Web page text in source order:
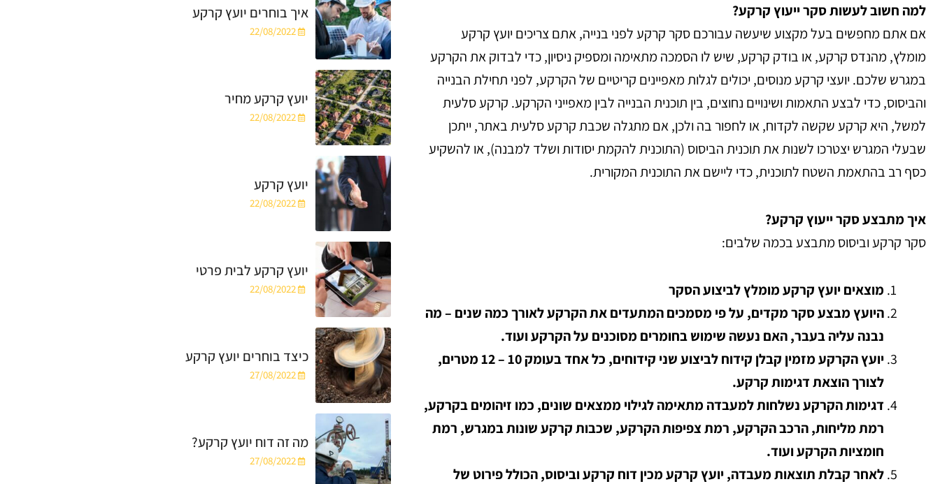
למה חשוב לעשות סקר ייעוץ קרקע?
אם אתם מחפשים בעל מקצוע שיעשה עבורכם סקר קרקע לפני בנייה, אתם צריכים יועץ קרקע
מומלץ, מהנדס קרקע, או בודק קרקע, שיש לו הסמכה מתאימה ומספיק ניסיון, כדי לבדוק את הקרקע
במגרש שלכם.יועצי קרקע מנוסים, יכולים לגלות מאפיינים קריטיים של הקרקע, לפני תחילת הבנייה
והביסוס, כדי לבצע התאמות ושינויים נחוצים, בין תוכנית הבנייה לבין מאפייני הקרקע. קרקע סלעית
למשל, היא קרקע שקשה לקדוח, או לחפור בה ולכן, אם מתגלה שכבת קרקע סלעית באתר, ייתכן
שבעלי המגרש יצטרכו לשנות את תוכנית הביסוס (התוכנית להקמת יסודות ושלד למבנה), או להשקיע
כסף רב בהתאמת השטח לתוכנית, כדי ליישם את התוכנית המקורית.
איך מתבצע סקר ייעוץ קרקע?
סקר קרקע וביסוס מתבצע בכמה שלבים:
מוצאים יועץ קרקע מומלץ לביצוע הסקר
היועץ מבצע סקר מקדים, על פי מסמכים המתעדים את הקרקע לאורך כמה שנים – מה
נבנה עליה בעבר, האם נעשה שימוש בחומרים מסוכנים על הקרקע ועוד.
יועץ הקרקע מזמין קבלן קידוח לביצוע שני קידוחים, כל אחד בעומק 10 – 12 מטרים,
לצורך הוצאת דגימות קרקע.
דגימות הקרקע נשלחות למעבדה מתאימה לגילוי ממצאים שונים, כמו זיהומים בקרקע,
רמת מליחות, הרכב הקרקע, רמת צפיפות הקרקע, שכבות קרקע שונות במגרש, רמת
חומציות הקרקע ועוד.
לאחר קבלת תוצאות מעבדה, יועץ קרקע מכין דוח קרקע וביסוס, הכולל פירוט של
איך בוחרים יועץ קרקע
22/08/2022
יועץ קרקע מחיר
22/08/2022
יועץ קרקע
22/08/2022
יועץ קרקע לבית פרטי
22/08/2022
כיצד בוחרים יועץ קרקע
27/08/2022
מה זה דוח יועץ קרקע?
27/08/2022